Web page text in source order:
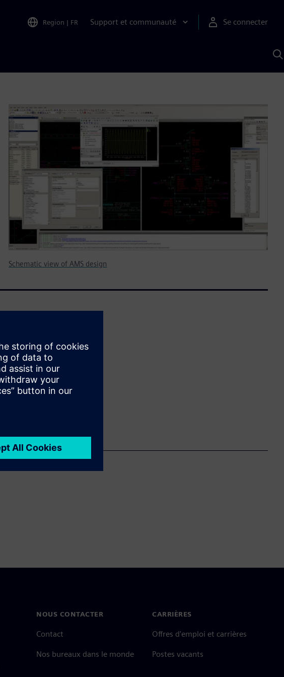
Region | FR Support et communauté Se connecter
Schematic view of AMS design
NOUS CONTACTER
Contact
Nos bureaux dans le monde
CARRIÈRES
Offres d'emploi et carrières
Postes vacants